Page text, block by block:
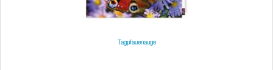
Tagpfauenauge